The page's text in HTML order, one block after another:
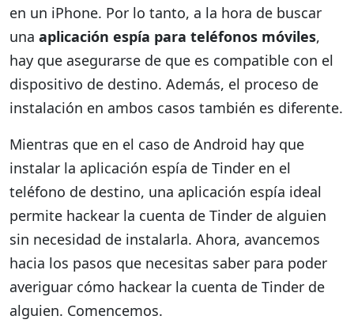
en un iPhone. Por lo tanto, a la hora de buscar
una aplicación espía para teléfonos móviles,
hay que asegurarse de que es compatible con el
dispositivo de destino. Además, el proceso de
instalación en ambos casos también es diferente.
Mientras que en el caso de Android hay que
instalar la aplicación espía de Tinder en el
teléfono de destino, una aplicación espía ideal
permite hackear la cuenta de Tinder de alguien
sin necesidad de instalarla. Ahora, avancemos
hacia los pasos que necesitas saber para poder
averiguar cómo hackear la cuenta de Tinder de
alguien. Comencemos.